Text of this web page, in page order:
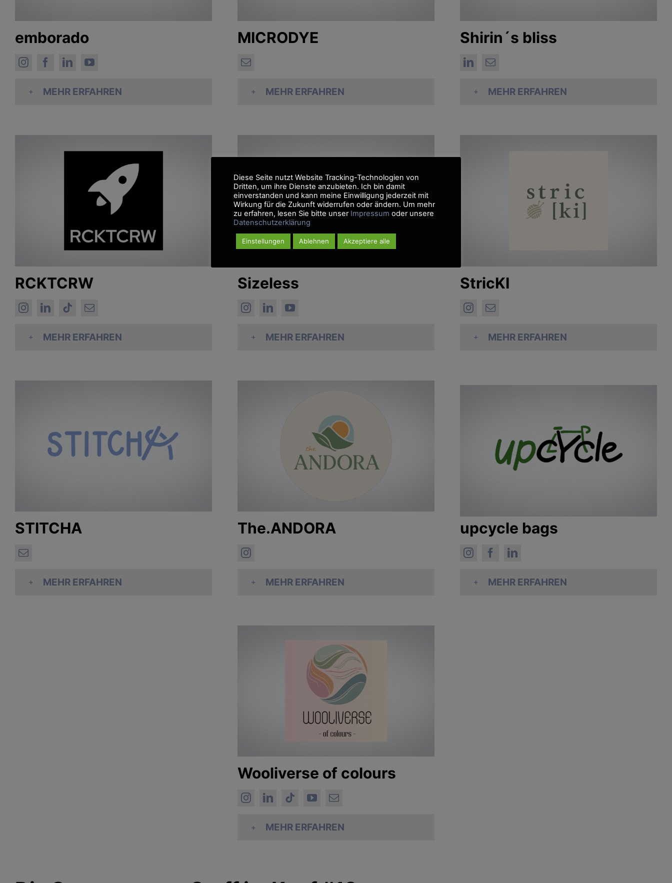
emborado
MEHR ERFAHREN
MICRODYE
MEHR ERFAHREN
Shirin´s bliss
MEHR ERFAHREN
RCKTCRW
MEHR ERFAHREN
Sizeless
MEHR ERFAHREN
StricKI
MEHR ERFAHREN
STITCHA
MEHR ERFAHREN
The.ANDORA
MEHR ERFAHREN
upcycle bags
MEHR ERFAHREN
Wooliverse of colours
MEHR ERFAHREN
Diese Seite nutzt Website Tracking-Technologien von
Dritten, um ihre Dienste anzubieten. Ich bin damit
einverstanden und kann meine Einwilligung jederzeit mit
Wirkung für die Zukunft widerrufen oder ändern. Um mehr
zu erfahren, lesen Sie bitte unser Impressum oder unsere
Datenschutzerklärung
Einstellungen Ablehnen Akzeptiere alle